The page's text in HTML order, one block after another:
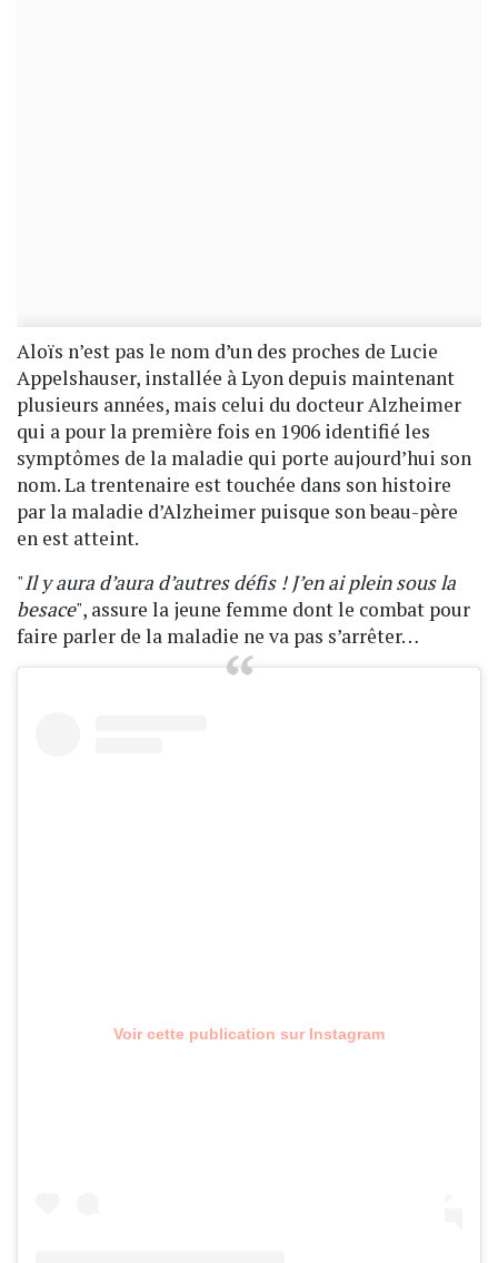
Aloïs n’est pas le nom d’un des proches de Lucie
Appelshauser, installée à Lyon depuis maintenant
plusieurs années, mais celui du docteur Alzheimer
qui a pour la première fois en 1906 identifié les
symptômes de la maladie qui porte aujourd’hui son
nom. La trentenaire est touchée dans son histoire
par la maladie d’Alzheimer puisque son beau-père
en est atteint.
"Il y aura d’aura d’autres défis ! J’en ai plein sous la
besace", assure la jeune femme dont le combat pour
faire parler de la maladie ne va pas s’arrêter…
Voir cette publication sur Instagram